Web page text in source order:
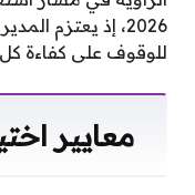
2026، إذ يعتزم
للوقوف على كفاءة كل
معايير